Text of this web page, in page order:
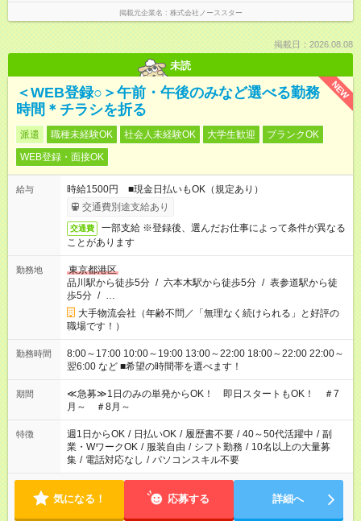
掲載元企業名 株式会社ノーススター
掲載日：2026.08.08
未読
NEW
＜WEB登録○＞午前・午後のみなど選べる勤務
時間＊チラシを折る
派遣 職種未経験OK 社会人未経験OK 大学生歓迎
ブランクOK
WEB登録・面接OK
給与
時給1500円 ■現金日払いもOK（規定あり）
交通費別途支給あり
交通費
一部支給 ※登録後、選んだお仕事によって条件が異なる
ことがあります
勤務地
東京都港区
品川駅から徒歩5分 / 六本木駅から徒歩5分 / 表参道駅から徒
歩5分 / …
大手物流会社（年齢不問／「無理なく続けられる」と好評の
職場です！）
勤務時間
8:00～17:00 10:00～19:00 13:00～22:00 18:00～22:00 22:00～
翌6:00 など ■希望の時間帯を選べます！
期間
≪急募≫1日のみの単発からOK！ 即日スタートもOK！ ＃7
月～ ＃8月～
特徴 週1日からOK / 日払いOK / 履歴書不要 / 40～50代活躍中 / 副
業・WワークOK / 服装自由 / シフト勤務 / 10名以上の大量募
集 / 電話対応なし / パソコンスキル不要
気になる！ 応募する 詳細へ